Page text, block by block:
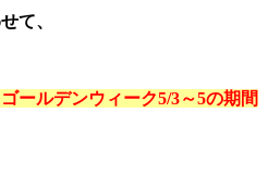
て、
ールデンウィーク5/3～5の期間